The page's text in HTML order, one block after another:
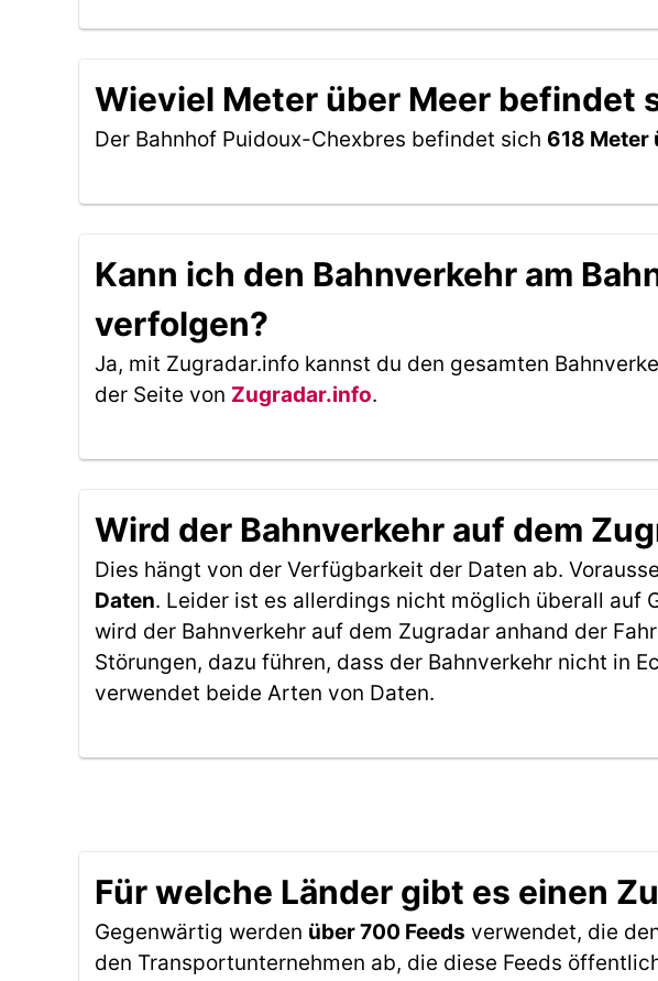
Wieviel Meter über Meer befindet
Der Bahnhof Puidoux-Chexbres befindet sich 618 Meter
Kann ich den Bahnverkehr am
verfolgen?
Ja, mit Zugradar.info kannst du den gesamten
der Seite von Zugradar.info.
Wird der Bahnverkehr auf dem
Dies hängt von der Verfügbarkeit der Daten ab.
Daten. Leider ist es allerdings nicht möglich überall auf
wird der Bahnverkehr auf dem Zugradar anhand der
Störungen, dazu führen, dass der Bahnverkehr nicht in
verwendet beide Arten von Daten.
Für welche Länder gibt es einen
Gegenwärtig werden über 700 Feeds verwendet, die
den Transportunternehmen ab, die diese Feeds